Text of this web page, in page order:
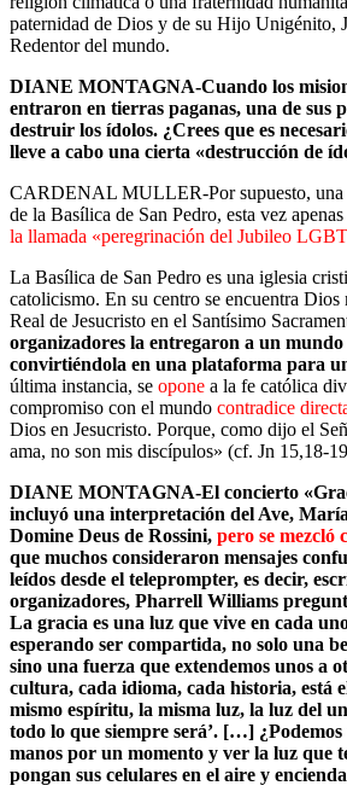
paternidad de Dios y de su Hijo Unigénito,
Redentor del mundo.
DIANE MONTAGNA-Cuando los
entraron en tierras paganas, una de sus
destruir los ídolos. ¿Crees que es
lleve a cabo una cierta «destrucción de
CARDENAL MULLER-Por supuesto, una
de la Basílica de San Pedro, esta vez
la llamada «peregrinación del Jubileo
La Basílica de San Pedro es una iglesia
catolicismo. En su centro se encuentra Dios
Real de Jesucristo en el Santísimo
organizadores la entregaron a un mundo
convirtiéndola en una plataforma para
última instancia, se opone a la fe católica
compromiso con el mundo contradice
Dios en Jesucristo. Porque, como dijo el
ama, no son mis discípulos» (cf. Jn 15,18-
DIANE MONTAGNA-El concierto
incluyó una interpretación del Ave,
Domine Deus de Rossini, pero se mezcló
que muchos consideraron mensajes
leídos desde el teleprompter, es decir,
organizadores, Pharrell Williams
La gracia es una luz que vive en cada
esperando ser compartida, no solo una
sino una fuerza que extendemos unos a
cultura, cada idioma, cada historia, está
mismo espíritu, la misma luz, la luz del
todo lo que siempre será’. […]
manos por un momento y ver la luz que
pongan sus celulares en el aire y